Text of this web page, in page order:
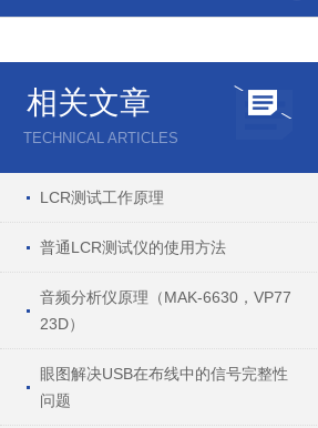
相关文章
TECHNICAL ARTICLES
LCR测试工作原理
普通LCR测试仪的使用方法
音频分析仪原理（MAK-6630，VP77
23D）
眼图解决USB在布线中的信号完整性
问题